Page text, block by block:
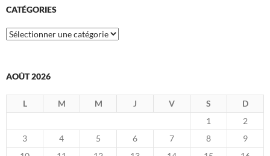
CATÉGORIES
Catégories
AOÛT 2026
L M M J V S
D
1
2
3
4 5 6 7 8
9